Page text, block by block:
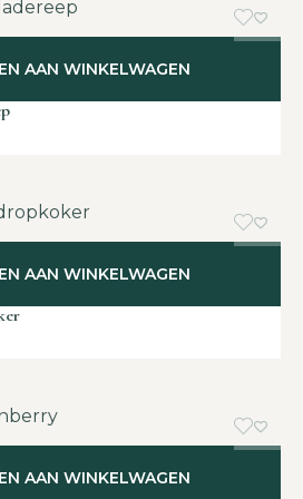
AAN WINKELWAGEN
AAN WINKELWAGEN
AAN WINKELWAGEN